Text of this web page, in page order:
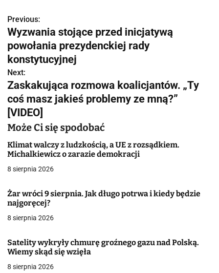
N
a
w
i
g
a
c
j
a
w
p
s
u
Previous:
Wyzwania stojące przed inicjatywą
powołania prezydenckiej rady
konstytucyjnej
Next:
Zaskakująca rozmowa koalicjantów. „Ty
coś masz jakieś problemy ze mną?”
[VIDEO]
Może Ci się spodobać
Klimat walczy z ludzkością, a UE z rozsądkiem.
Michalkiewicz o zarazie demokracji
8 sierpnia 2026
Żar wróci 9 sierpnia. Jak długo potrwa i kiedy będzie
najgoręcej?
8 sierpnia 2026
Satelity wykryły chmurę groźnego gazu nad Polską.
Wiemy skąd się wzięła
8 sierpnia 2026